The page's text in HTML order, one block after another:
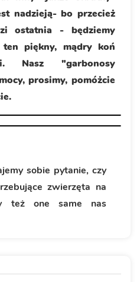
nadzieją- bo przecież
ostatnia - będziemy
piękny, mądry koń
Nasz "garbonosy
prosimy, pomóżcie
sobie pytanie, czy
zwierzęta na
też one same nas